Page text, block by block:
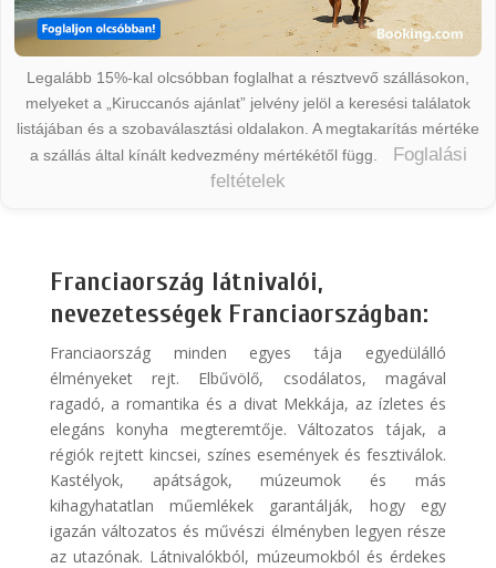
Legalább 15%-kal olcsóbban foglalhat a résztvevő szállásokon,
melyeket a „Kiruccanós ajánlat” jelvény jelöl a keresési találatok
listájában és a szobaválasztási oldalakon. A megtakarítás mértéke
a szállás által kínált kedvezmény mértékétől függ.
Foglalási
feltételek
Franciaország látnivalói,
nevezetességek Franciaországban:
Franciaország minden egyes tája egyedülálló
élményeket rejt. Elbűvölő, csodálatos, magával
ragadó, a romantika és a divat Mekkája, az ízletes és
elegáns konyha megteremtője. Változatos tájak, a
régiók rejtett kincsei, színes események és fesztiválok.
Kastélyok, apátságok, múzeumok és más
kihagyhatatlan műemlékek garantálják, hogy egy
igazán változatos és művészi élményben legyen része
az utazónak. Látnivalókból, múzeumokból és érdekes